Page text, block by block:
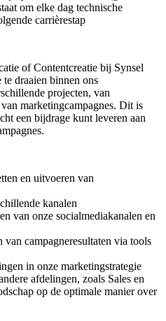
om elke dag technische
carrièrestap
of Contentcreatie bij Synsel
draaien binnen ons
projecten, van
marketingcampagnes. Dit is
een bijdrage kunt leveren aan
en uitvoeren van
kanalen
van onze socialmediakanalen en
van campagneresultaten via tools
in onze marketingstrategie
afdelingen, zoals Sales en
op de optimale manier over